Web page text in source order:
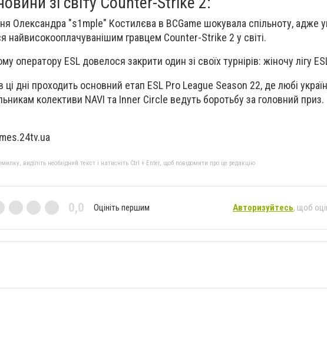
Олександра "s1mple" Костилєва в BCGame шокувала спільноту, адже
найвисокооплачуванішим гравцем Counter-Strike 2 у світі.
оператору ESL довелося закрити один зі своїх турнірів: жіночу лігу
ці дні проходить основний етап ESL Pro League Season 22, де любі
колективи NAVI та Inner Circle ведуть боротьбу за головний приз.
виділіть необхідний текст і натисніть Ctrl + Enter, щоб повідомити про це редакцію
0,0 Оцініть першим Авторизуйтесь, щоб